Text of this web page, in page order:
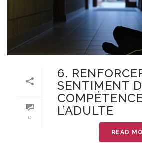
0
6.
SENTIMENT
L’ADULTE
READ